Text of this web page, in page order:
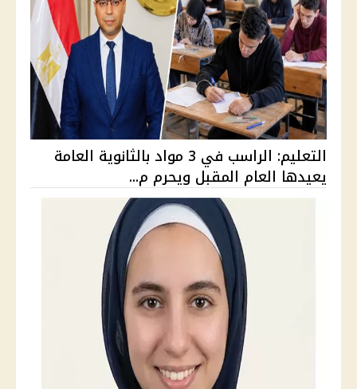
التعليم: الراسب في 3 مواد بالثانوية العامة
يعيدها العام المقبل ويحرم م...